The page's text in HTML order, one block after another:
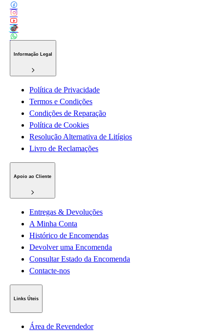
Informação Legal
Política de Privacidade
Termos e Condições
Condições de Reparação
Política de Cookies
Resolução Alternativa de Litígios
Livro de Reclamações
Apoio ao Cliente
Entregas & Devoluções
A Minha Conta
Histórico de Encomendas
Devolver uma Encomenda
Consultar Estado da Encomenda
Contacte-nos
Links Úteis
Área de Revendedor